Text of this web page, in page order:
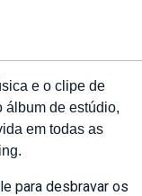
e o clipe de
álbum de estúdio,
em todas as
para desbravar os